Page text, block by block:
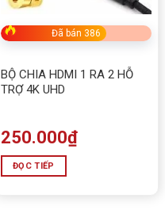
Đã bán 386
BỘ CHIA HDMI 1 RA 2 HỖ
TRỢ 4K UHD
250.000₫
ĐỌC TIẾP